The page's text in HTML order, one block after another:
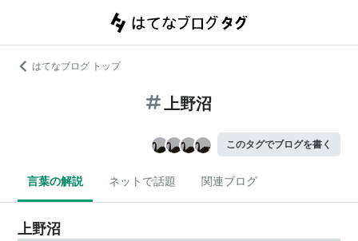
はてなブログ トップ
上野沼
このタグでブログを書く
言葉の解説 ネットで話題 関連ブログ
上野沼